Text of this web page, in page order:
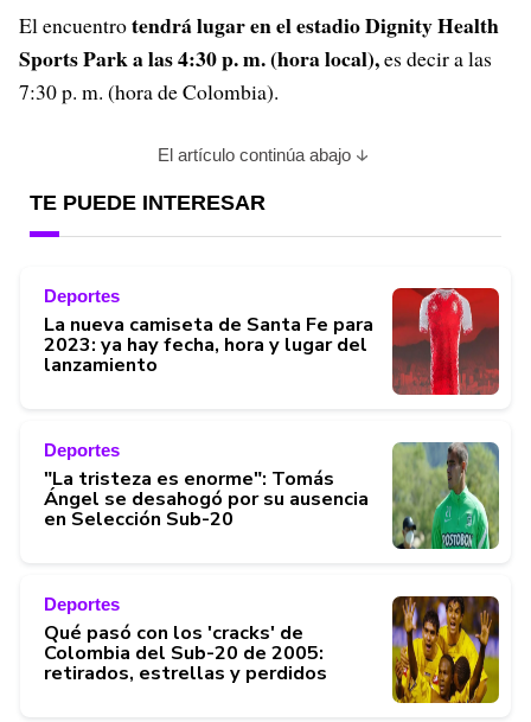
El encuentrotendrá lugar en el estadio Dignity Health
Sports Park a las 4:30 p. m. (hora local),es decir a las
7:30 p. m. (hora de Colombia).
El artículo continúa abajo
TE PUEDE INTERESAR
Deportes
La nueva camiseta de Santa Fe para
2023: ya hay fecha, hora y lugar del
lanzamiento
Deportes
"La tristeza es enorme": Tomás
Ángel se desahogó por su ausencia
en Selección Sub-20
Deportes
Qué pasó con los 'cracks' de
Colombia del Sub-20 de 2005:
retirados, estrellas y perdidos